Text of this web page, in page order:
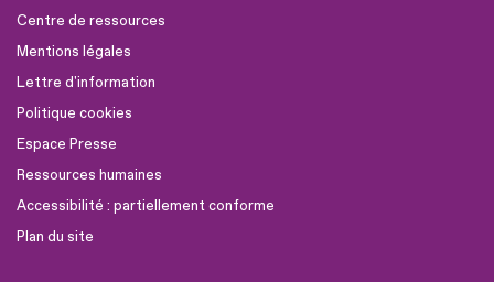
Centre de ressources
Mentions légales
Lettre d'information
Politique cookies
Espace Presse
Ressources humaines
Accessibilité : partiellement conforme
Plan du site